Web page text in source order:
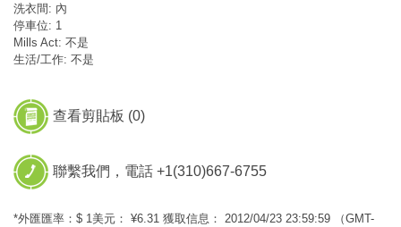
洗衣間: 內
停車位: 1
Mills Act: 不是
生活/工作: 不是
查看剪貼板 (0)
聯繫我們，電話 +1(310)667-6755
*外匯匯率：$ 1美元： ¥6.31 獲取信息： 2012/04/23 23:59:59 （GMT-